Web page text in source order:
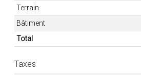
Terrain
Bâtiment
Total
Taxes